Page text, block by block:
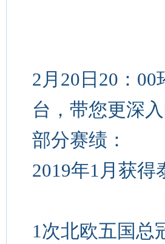
2月20日20：
台，带您更深
部分赛绩：
2019年1月获
1次北欧五国总